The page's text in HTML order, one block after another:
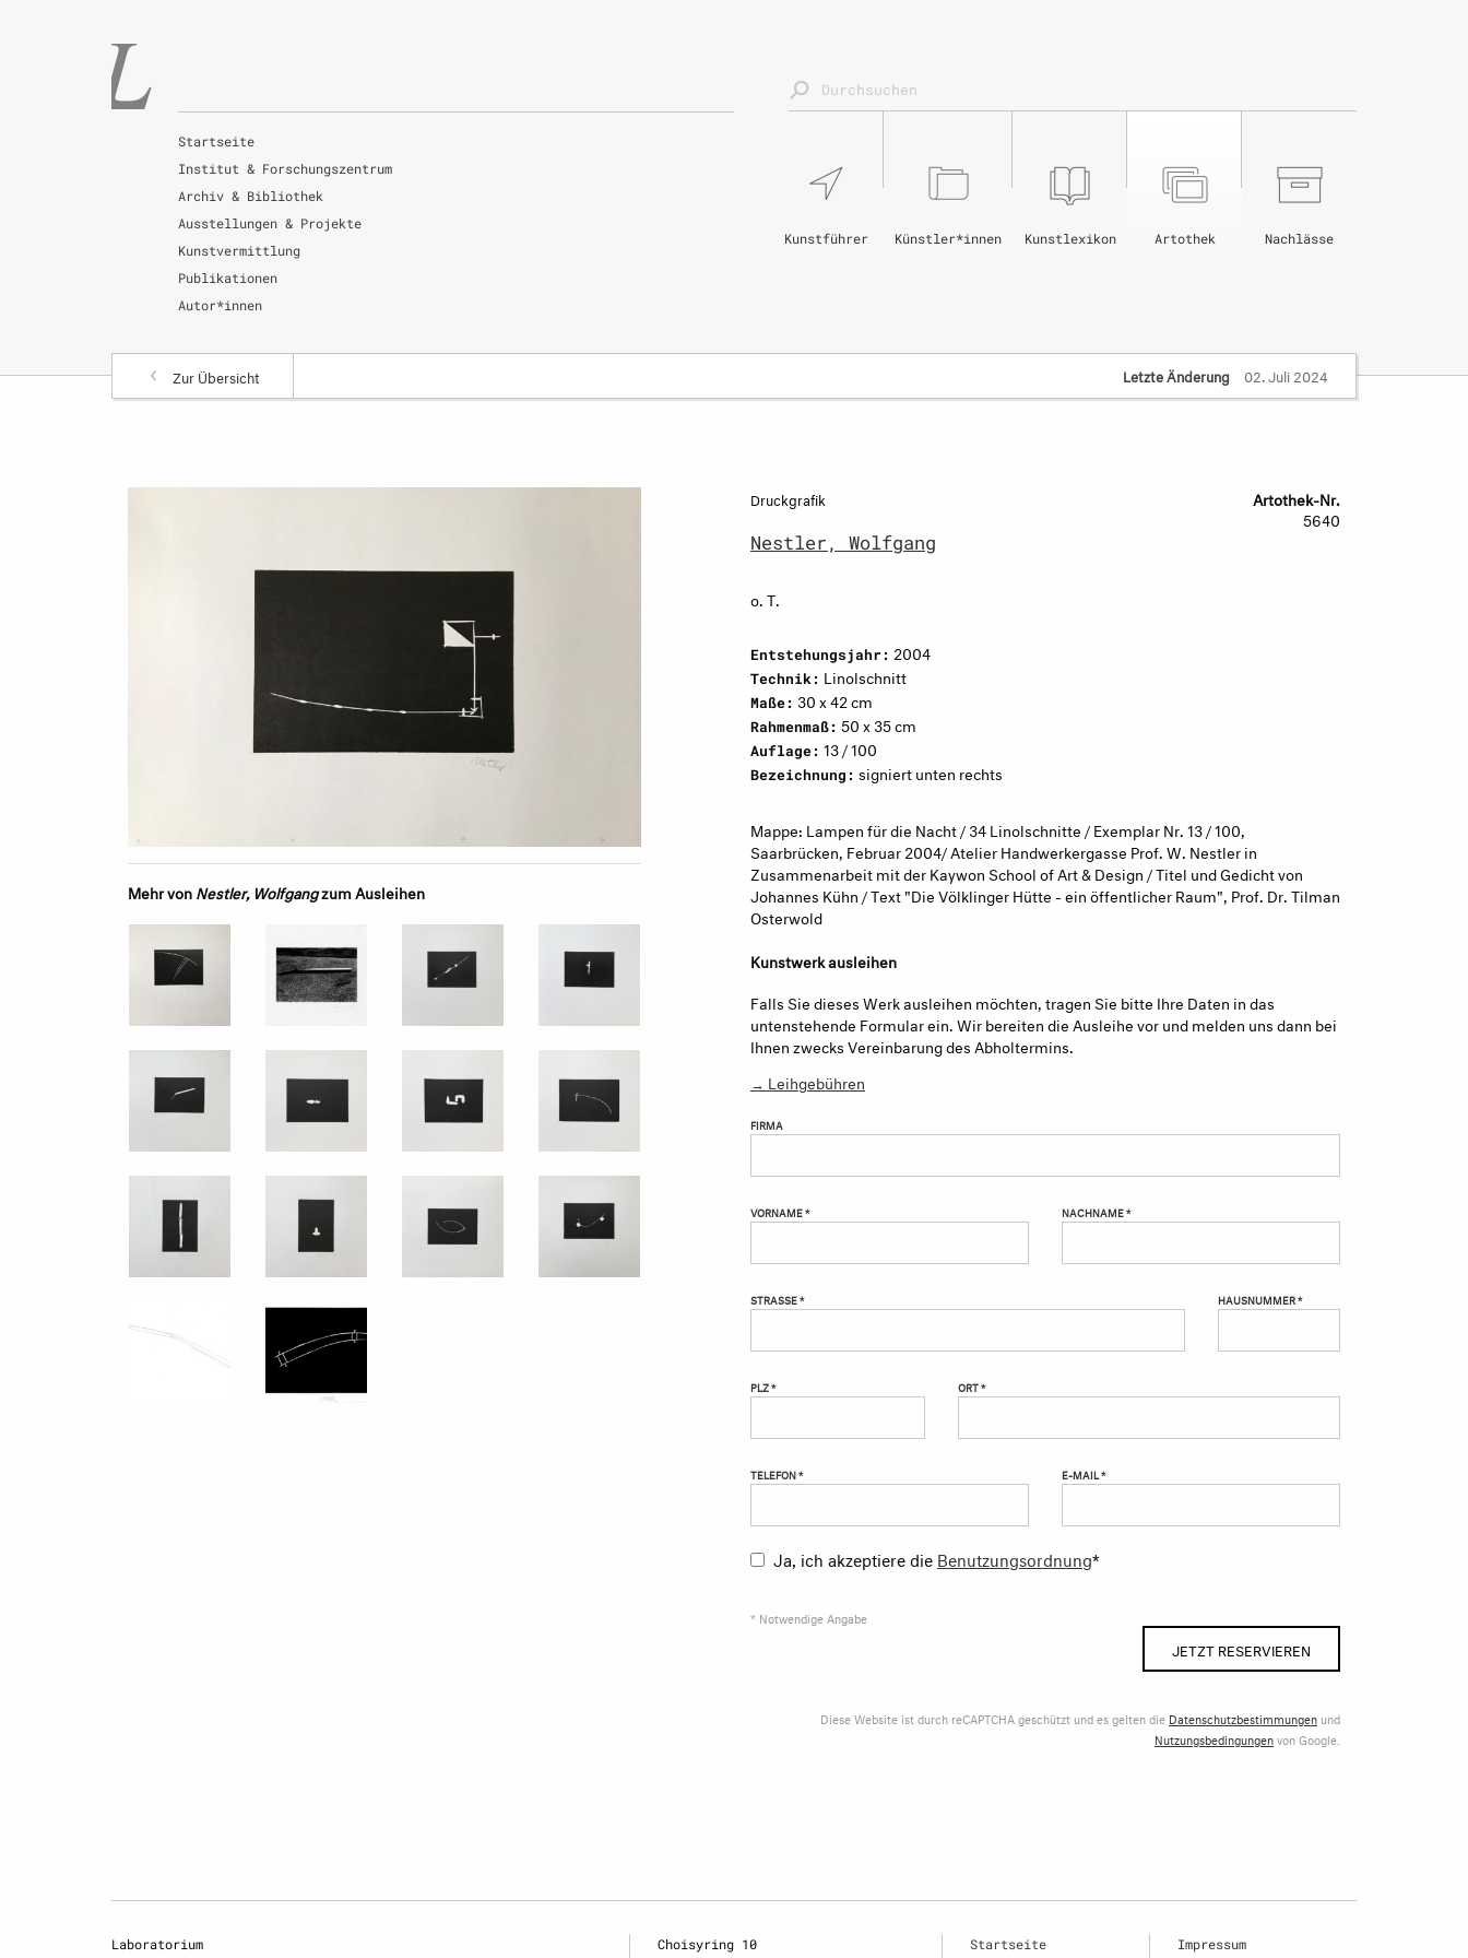
Startseite
Institut & Forschungszentrum
Archiv & Bibliothek
Ausstellungen & Projekte
Kunstvermittlung
Publikationen
Autor*innen
Nachlässe
Artothek
Kunstlexikon
Künstler*innen
Kunstführer
Zur Übersicht Letzte Änderung 02. Juli 2024
Mehr vonNestler, Wolfgangzum Ausleihen
Druckgrafik
Nestler, Wolfgang
o. T.
Artothek-Nr.
5640
Entstehungsjahr: 2004
Technik: Linolschnitt
Maße: 30 x 42 cm
Rahmenmaß: 50 x 35 cm
Auflage: 13 / 100
Bezeichnung: signiert unten rechts
Mappe: Lampen für die Nacht / 34 Linolschnitte / Exemplar Nr. 13 / 100,
Saarbrücken, Februar 2004/ Atelier Handwerkergasse Prof. W. Nestler in
Zusammenarbeit mit der Kaywon School of Art & Design / Titel und Gedicht von
Johannes Kühn / Text "Die Völklinger Hütte - ein öffentlicher Raum", Prof. Dr. Tilman
Osterwold
Kunstwerk ausleihen
Falls Sie dieses Werk ausleihen möchten, tragen Sie bitte Ihre Daten in das
untenstehende Formular ein. Wir bereiten die Ausleihe vor und melden uns dann bei
Ihnen zwecks Vereinbarung des Abholtermins.
→ Leihgebühren
FIRMA
VORNAME * NACHNAME *
STRASSE * HAUSNUMMER *
PLZ * ORT *
TELEFON * E-MAIL *
Ja, ich akzeptiere die Benutzungsordnung*
* Notwendige Angabe
JETZT RESERVIEREN
Diese Website ist durch reCAPTCHA geschützt und es gelten die Datenschutzbestimmungen und
Nutzungsbedingungenvon Google.
Laboratorium
Choisyring 10
Startseite
Impressum